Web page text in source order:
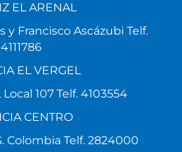
EL ARENAL
y Francisco Ascázubi Telf.
4111786
EL VERGEL
Local 107 Telf. 4103554
CENTRO
Colombia Telf. 2824000